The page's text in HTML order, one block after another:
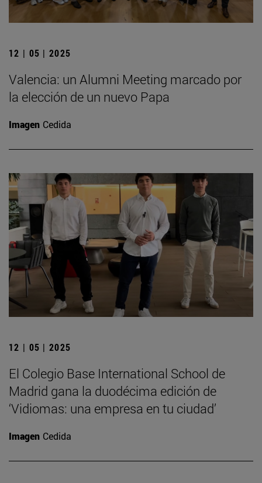
12 | 05 | 2025
Valencia: un Alumni Meeting marcado por
la elección de un nuevo Papa
Imagen Cedida
12 | 05 | 2025
El Colegio Base International School de
Madrid gana la duodécima edición de
‘Vidiomas: una empresa en tu ciudad’
Imagen Cedida